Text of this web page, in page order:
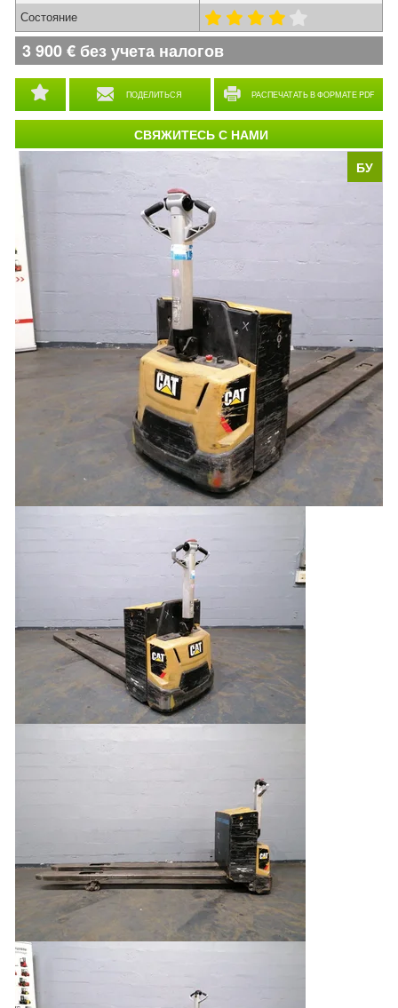
БУ
ПОДЕЛИТЬСЯ РАСПЕЧАТАТЬ В ФОРМАТЕ PDF
Состояние
3 900€ без учета налогов
СВЯЖИТЕСЬ С НАМИ